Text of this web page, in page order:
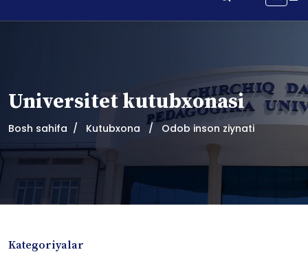
Universitet kutubxonasi
Bosh sahifa Kutubxona Odob inson ziynati
Kategoriyalar